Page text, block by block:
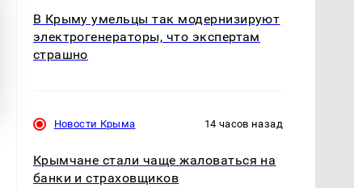
В Крыму умельцы так модернизируют
электрогенераторы, что экспертам
страшно
Новости Крыма 14 часов назад
Крымчане стали чаще жаловаться на
банки и страховщиков